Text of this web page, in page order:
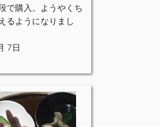
で購入。ようやくち
るようになりまし
7日